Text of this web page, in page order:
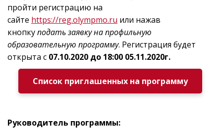
пройти регистрацию на
сайте https://reg.olympmo.ru или нажав
кнопкуподать заявку на профильную
образовательную программу. Регистрация будет
открыта с 07.10.2020 до 18:00 05.11.2020г.
Список приглашенных на программу
Руководитель программы: